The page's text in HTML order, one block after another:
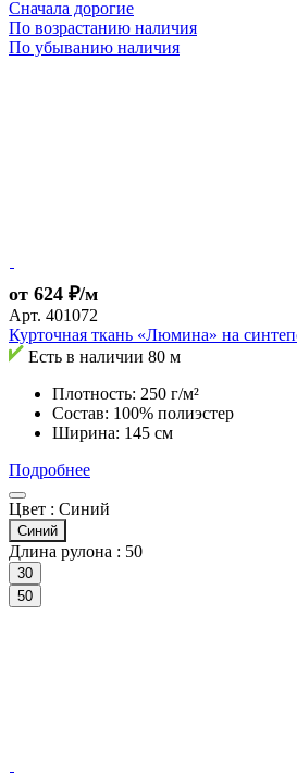
Сначала дорогие
По возрастанию наличия
По убыванию наличия
от 624 ₽/м
Арт. 401072
Курточная ткань «Люмина» на
Есть в наличии 80 м
Плотность: 250 г/м²
Состав: 100% полиэстер
Ширина: 145 см
Подробнее
Цвет : Синий
Синий
Длина рулона : 50
30
50